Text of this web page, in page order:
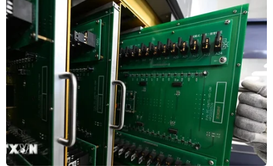
TIN LIÊN QUAN